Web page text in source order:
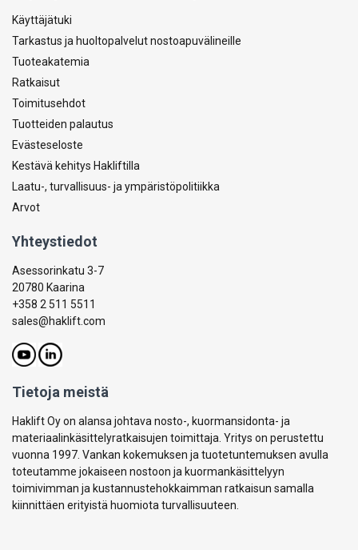
Käyttäjätuki
Tarkastus ja huoltopalvelut nostoapuvälineille
Tuoteakatemia
Ratkaisut
Toimitusehdot
Tuotteiden palautus
Evästeseloste
Kestävä kehitys Hakliftilla
Laatu-, turvallisuus- ja ympäristöpolitiikka
Arvot
Yhteystiedot
Asessorinkatu 3-7
20780 Kaarina
+358 2 511 5511
sales@haklift.com
Tietoja meistä
Haklift Oy on alansa johtava nosto-, kuormansidonta- ja
materiaalinkäsittelyratkaisujen toimittaja. Yritys on perustettu
vuonna 1997. Vankan kokemuksen ja tuotetuntemuksen avulla
toteutamme jokaiseen nostoon ja kuormankäsittelyyn
toimivimman ja kustannustehokkaimman ratkaisun samalla
kiinnittäen erityistä huomiota turvallisuuteen.